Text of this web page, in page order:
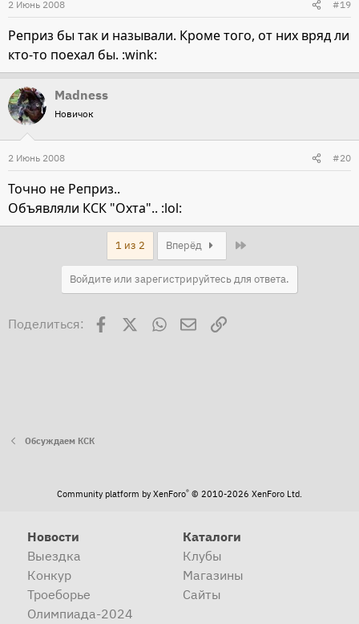
2 Июнь 2008 #19
Реприз бы так и называли. Кроме того, от них вряд ли
кто-то поехал бы. :wink:
Madness
Новичок
2 Июнь 2008 #20
Точно не Реприз..
Объявляли КСК "Охта".. :lol:
1 из 2 Вперёд
Войдите или зарегистрируйтесь для ответа.
Поделиться: Facebook WhatsAppЭлектронная почта
Ссылка
Обсуждаем КСК
Community platform by XenForo® © 2010-2026 XenForo Ltd.
Новости
Выездка
Конкур
Троеборье
Олимпиада-2024
Каталоги
Клубы
Магазины
Сайты